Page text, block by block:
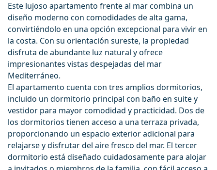
Este lujoso apartamento frente al mar combina un
diseño moderno con comodidades de alta gama,
convirtiéndolo en una opción excepcional para vivir en
la costa. Con su orientación sureste, la propiedad
disfruta de abundante luz natural y ofrece
impresionantes vistas despejadas del mar
Mediterráneo.
El apartamento cuenta con tres amplios dormitorios,
incluido un dormitorio principal con baño en suite y
vestidor para mayor comodidad y practicidad. Dos de
los dormitorios tienen acceso a una terraza privada,
proporcionando un espacio exterior adicional para
relajarse y disfrutar del aire fresco del mar. El tercer
dormitorio está diseñado cuidadosamente para alojar